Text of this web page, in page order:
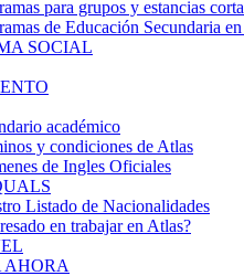
para grupos y estancias
de Educación Secundaria
SOCIAL
académico
y condiciones de Atlas
de Ingles Oficiales
Listado de Nacionalidades
en trabajar en Atlas?
AHORA